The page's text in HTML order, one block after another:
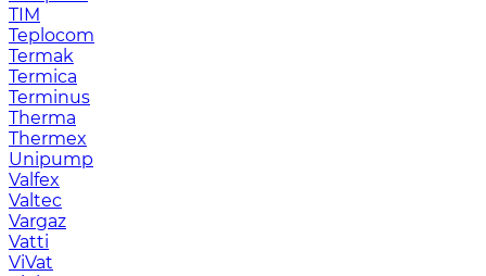
TIM
Teplocom
Termak
Termica
Terminus
Therma
Thermex
Unipump
Valfex
Valtec
Vargaz
Vatti
ViVat